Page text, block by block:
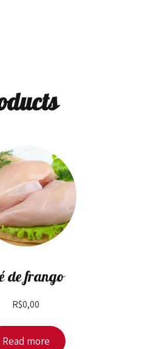
de frango
R$0,00
Read more